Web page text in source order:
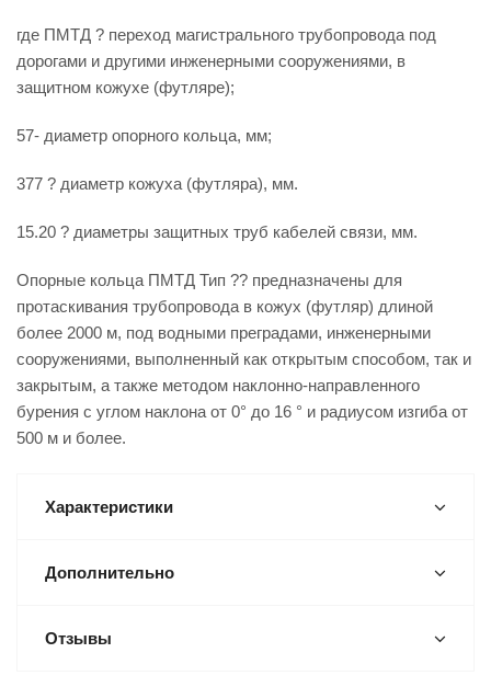
где ПМТД ? переход магистрального трубопровода под
дорогами и другими инженерными сооружениями, в
защитном кожухе (футляре);
57- диаметр опорного кольца, мм;
377 ? диаметр кожуха (футляра), мм.
15.20 ? диаметры защитных труб кабелей связи, мм.
Опорные кольца ПМТД Тип ?? предназначены для
протаскивания трубопровода в кожух (футляр) длиной
более 2000 м, под водными преградами, инженерными
сооружениями, выполненный как открытым способом, так и
закрытым, а также методом наклонно-направленного
бурения с углом наклона от 0° до 16 ° и радиусом изгиба от
500 м и более.
Характеристики
Дополнительно
Отзывы